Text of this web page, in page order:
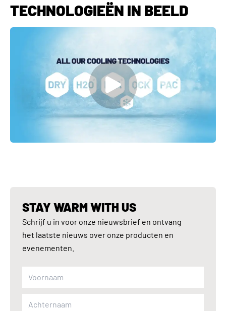
TECHNOLOGIEËN IN BEELD
STAY WARM WITH US
Schrijf u in voor onze nieuwsbrief en ontvang
het laatste nieuws over onze producten en
evenementen.